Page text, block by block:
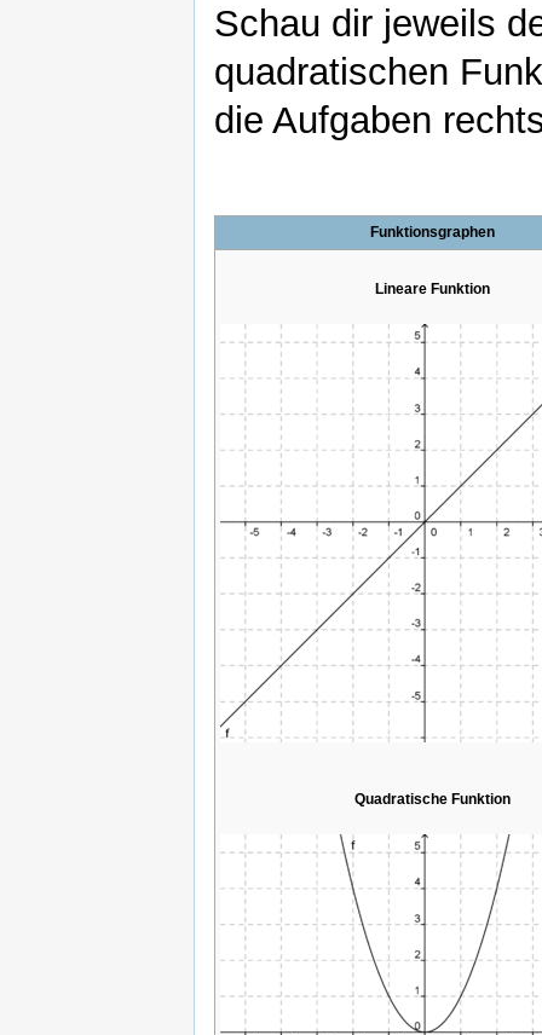
Schau dir jeweils
quadratischen
die Aufgaben
Funktionsgraphen
Lineare Funktion
Quadratische Funktion